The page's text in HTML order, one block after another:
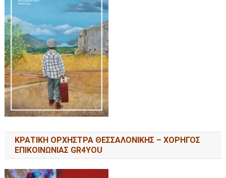
ΚΡΑΤΙΚΗ ΟΡΧΗΣΤΡΑ ΘΕΣΣΑΛΟΝΙΚΗΣ – ΧΟΡΗΓΟΣ
ΕΠΙΚΟΙΝΩΝΙΑΣ GR4YOU